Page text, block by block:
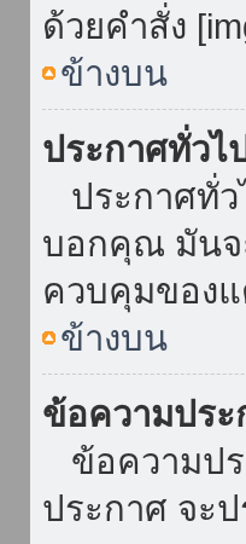
ด้วยคำสั่ง
ข้างบน
ประกาศทั่วไ
ประกาศทั่ว
บอกคุณ มันจ
ควบคุมของ
ข้างบน
ข้อความประ
ข้อความป
ประกาศ จะ